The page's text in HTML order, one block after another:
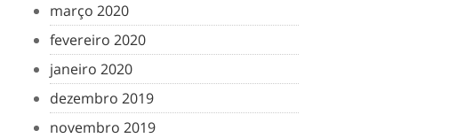
março 2020
fevereiro 2020
janeiro 2020
dezembro 2019
novembro 2019